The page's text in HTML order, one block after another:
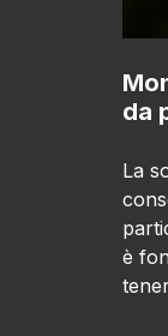
da
La
è